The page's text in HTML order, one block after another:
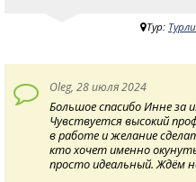
Тур:
Oleg, 28 июля 2024
Большое спасибо Инне
Чувствуется высокий
в работе и желание
кто хочет именно
просто идеальный. Ждём